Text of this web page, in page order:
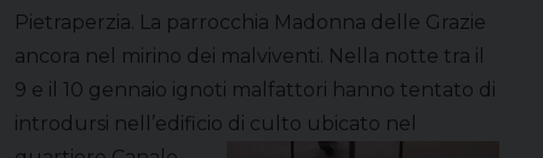
Pietraperzia. La parrocchia Madonna delle Grazie
ancora nel mirino dei malviventi. Nella notte tra il
9 e il 10 gennaio ignoti malfattori hanno tentato di
introdursi nell’edificio di culto ubicato nel